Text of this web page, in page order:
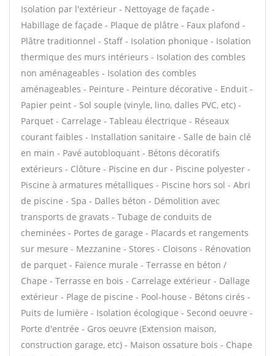
Isolation par l'extérieur - Nettoyage de façade -
Habillage de façade - Plaque de plâtre - Faux plafond -
Plâtre traditionnel - Staff - Isolation phonique - Isolation
thermique des murs intérieurs - Isolation des combles
non aménageables - Isolation des combles
aménageables - Peinture - Peinture décorative - Enduit -
Papier peint - Sol souple (vinyle, lino, dalles PVC, etc) -
Parquet - Carrelage - Tableau électrique - Réseaux
courant faibles - Installation sanitaire - Salle de bain clé
en main - Pavé autobloquant - Bétons décoratifs
extérieurs - Clôture - Piscine en dur - Piscine polyester -
Piscine à armatures métalliques - Piscine hors sol - Abri
de piscine - Spa - Dalles béton - Démolition avec
transports de gravats - Tubage de conduits de
cheminées - Portes de garage - Placards et rangements
sur mesure - Mezzanine - Stores - Cloisons - Rénovation
de parquet - Faïence murale - Terrasse en béton /
Chape - Terrasse en bois - Carrelage extérieur - Dallage
extérieur - Plage de piscine - Pool-house - Bétons cirés -
Puits de lumière - Isolation écologique - Second oeuvre -
Porte d'entrée - Gros oeuvre (Extension maison,
construction garage, etc) - Maison ossature bois - Chape